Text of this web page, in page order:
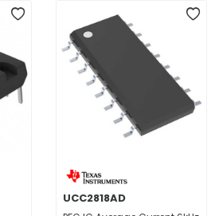
UCC2818AD